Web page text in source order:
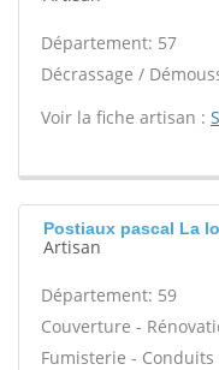
Département: 57
Décrassage /
Voir la fiche artisan :
Postiaux pascal La
Artisan
Département: 59
Couverture -
Fumisterie -